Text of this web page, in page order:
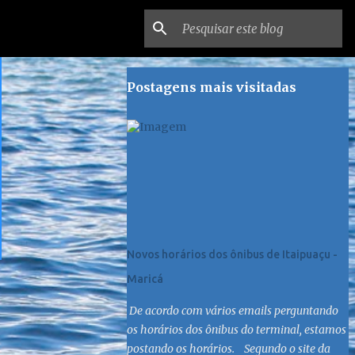
Postagens mais visitadas
Novos horários dos ônibus de Itaipuaçu -
Maricá
De acordo com vários emails perguntando
os horários dos ônibus do terminal, estamos
postando os horários. Segundo o site da